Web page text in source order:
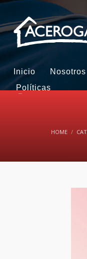
Inicio Nosotros
Políticas
HOME